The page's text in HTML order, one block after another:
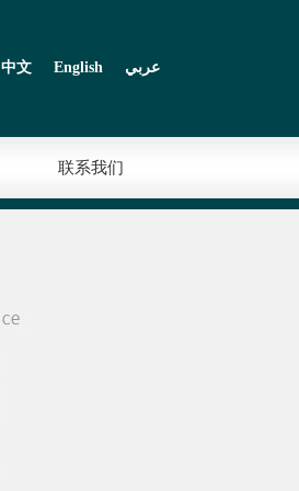
中文 English عربي
联系我们